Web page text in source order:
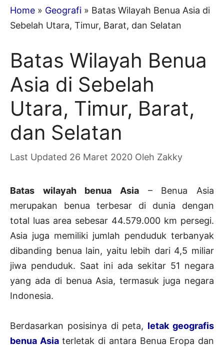
Home » Geografi » Batas Wilayah Benua Asia di
Sebelah Utara, Timur, Barat, dan Selatan
Batas Wilayah Benua
Asia di Sebelah
Utara, Timur, Barat,
dan Selatan
26 Maret 2020 Oleh Zakky
Batas wilayah benua Asia – Benua Asia
merupakan benua terbesar di dunia dengan
total luas area sebesar 44.579.000 km persegi.
Asia juga memiliki jumlah penduduk terbanyak
dibanding benua lain, yaitu lebih dari 4,5 miliar
jiwa penduduk. Saat ini ada sekitar 51 negara
yang ada di benua Asia, termasuk juga negara
Indonesia.
Berdasarkan posisinya di peta, letak geografis
benua Asiaterletak di antara Benua Eropa dan